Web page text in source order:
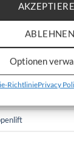
ABLEHNEN
Optionen
RichtliniePrivacy
WEITERLESEN